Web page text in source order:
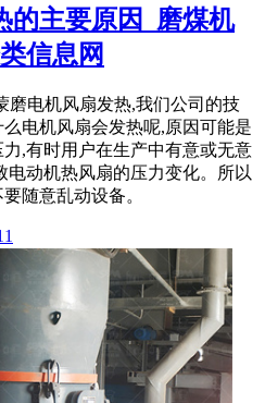
的主要原因_磨煤机
信息网
磨电机风扇发热,我们公司的技
电机风扇会发热呢,原因可能是
,有时用户在生产中有意或无意
电动机热风扇的压力变化。所以
随意乱动设备。